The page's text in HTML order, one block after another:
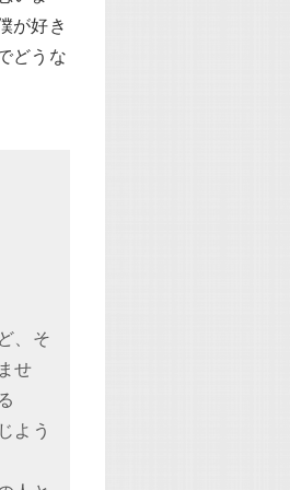
が好き
どうな
、そ
せ
よう